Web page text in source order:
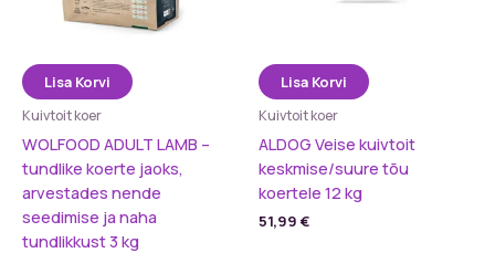
Lisa Korvi
Kuivtoit koer
WOLFOOD ADULT LAMB –
tundlike koerte jaoks,
arvestades nende
seedimise ja naha
tundlikkust 3 kg
Lisa Korvi
Kuivtoit koer
ALDOG Veise kuivtoit
keskmise/suure tõu
koertele 12 kg
51,99 €